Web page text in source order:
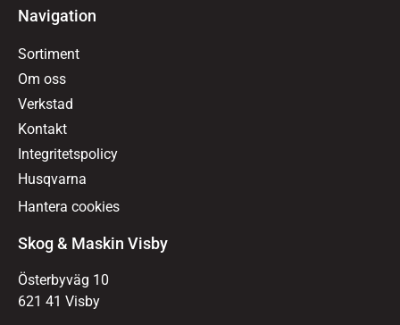
Navigation
Sortiment
Om oss
Verkstad
Kontakt
Integritetspolicy
Husqvarna
Hantera cookies
Skog & Maskin Visby
Österbyväg 10
621 41 Visby